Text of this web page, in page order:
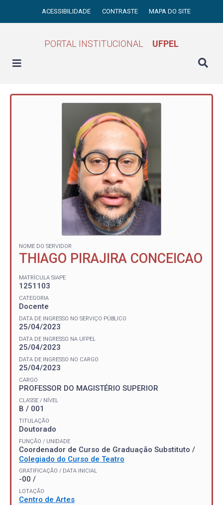
ACESSIBILIDADE CONTRASTE MAPA DO SITE
PORTAL INSTITUCIONAL UFPEL
NOME DO SERVIDOR
THIAGO PIRAJIRA CONCEICAO
MATRÍCULA SIAPE
1251103
CATEGORIA
Docente
DATA DE INGRESSO NO SERVIÇO PÚBLICO
25/04/2023
DATA DE INGRESSO NA UFPEL
25/04/2023
DATA DE INGRESSO NO CARGO
25/04/2023
CARGO
PROFESSOR DO MAGISTÉRIO SUPERIOR
CLASSE / NÍVEL
B / 001
TITULAÇÃO
Doutorado
FUNÇÃO / UNIDADE
Coordenador de Curso de Graduação Substituto /
Colegiado do Curso de Teatro
GRATIFICAÇÃO / DATA INICIAL
-00 /
LOTAÇÃO
Centro de Artes